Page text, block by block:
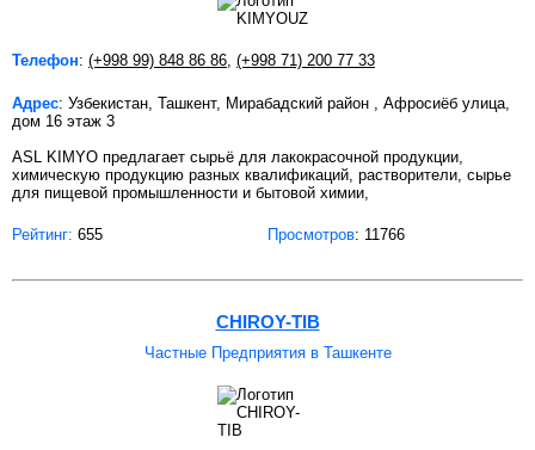
Телефон: (+998 99) 848 86 86 (+998 71) 200 77 33
Адрес: Узбекистан, Ташкент, Мирабадский район , Афросиёб улица,
дом 16 этаж 3
ASL KIMYO предлагает сырьё для лакокрасочной продукции,
химическую продукцию разных квалификаций, растворители, сырье
для пищевой промышленности и бытовой химии,
Рейтинг: 655 Просмотров: 11766
CHIROY-TIB
Частные Предприятия в Ташкенте